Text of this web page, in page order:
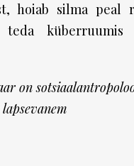
hoiab silma peal
küberruumis
on